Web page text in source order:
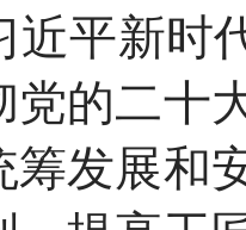
近平新时
党的二十
筹发展和